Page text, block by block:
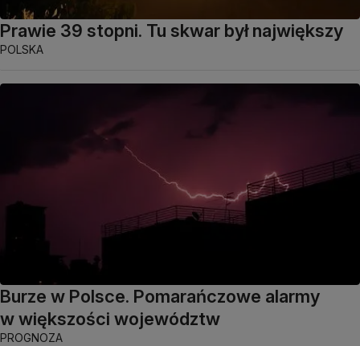
Prawie 39 stopni. Tu skwar był największy
POLSKA
Burze w Polsce. Pomarańczowe alarmy
w większości województw
PROGNOZA